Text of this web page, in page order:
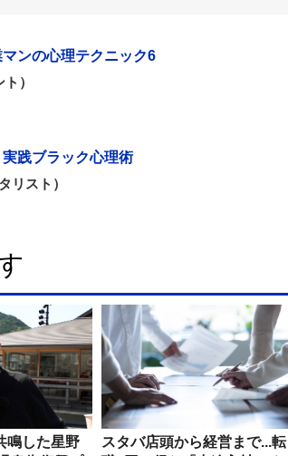
マンの心理テクニック6
）
実践ブラック心理術
リスト）
鳴した星野
スタバ店頭から経営まで...転